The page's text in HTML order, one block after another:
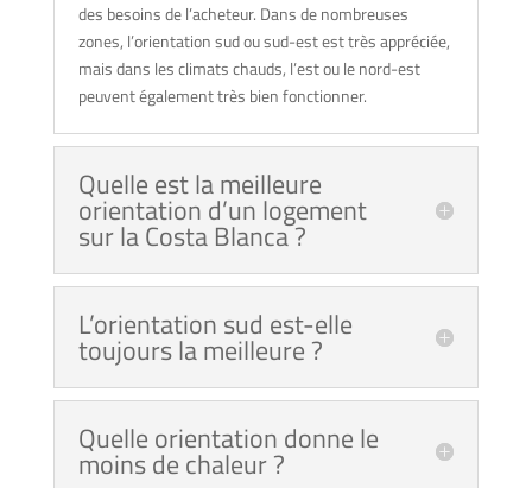
des besoins de l’acheteur. Dans de nombreuses
zones, l’orientation sud ou sud-est est très appréciée,
mais dans les climats chauds, l’est ou le nord-est
peuvent également très bien fonctionner.
Quelle est la meilleure
orientation d’un logement
sur la Costa Blanca ?
L’orientation sud est-elle
toujours la meilleure ?
Quelle orientation donne le
moins de chaleur ?